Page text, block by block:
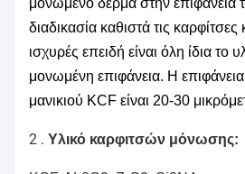
μονωμένο δέρμα στην επιφάνειά
διαδικασία καθιστά τις καρφίτσες
ισχυρές επειδή είναι όλη ίδια το
μονωμένη επιφάνεια. Η
μανικιού KCF είναι 20-30
2 . Υλικό καρφιτσών μόνωσης: